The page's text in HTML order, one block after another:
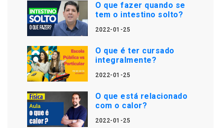
O que fazer quando se
tem o intestino solto?
2022-01-25
O que é ter cursado
integralmente?
2022-01-25
O que está relacionado
com o calor?
2022-01-25